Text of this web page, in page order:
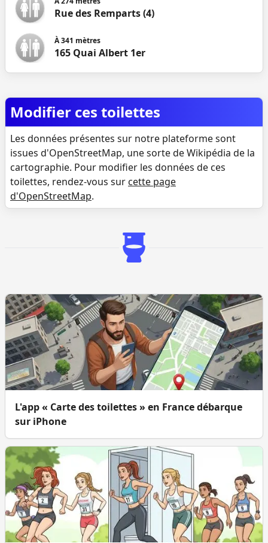
Rue des Remparts (4)
À341 mètres
165 Quai Albert 1er
Modifier ces toilettes
Les données présentes sur notre plateforme sont
issues d'OpenStreetMap, une sorte de Wikipédia de la
cartographie. Pour modifier les données de ces
toilettes, rendez-vous sur cette page
d'OpenStreetMap.
L'app « Carte des toilettes » en France débarque
sur iPhone